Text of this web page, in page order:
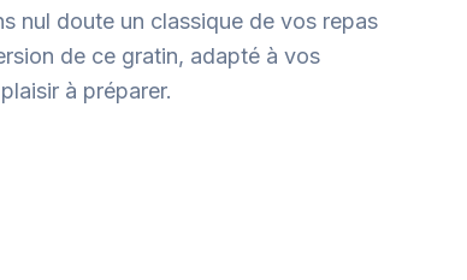
nul doute un classique de vos repas
de ce gratin, adapté à vos
à préparer.